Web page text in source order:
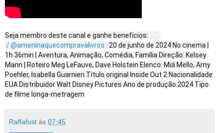
Seja membro deste canal e ganhe benefícios:
/ @ameninaquecompravalivros
20 de junho de 2024 No cinema |
1h 36min | Aventura, Animação, Comédia, Família Direção: Kelsey
Mann | Roteiro Meg LeFauve, Dave Holstein Elenco: Miá Mello, Amy
Poehler, Isabella Guarnieri Título original Inside Out 2 Nacionalidade
EUA Distribuidor Walt Disney Pictures Ano de produção 2024 Tipo
de filme longa-metragem
Raffafust às 07:45